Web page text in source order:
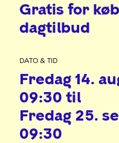
Gratis for
dagtilbud
DATO & TID
Fredag 14.
09:30 til
Fredag 25.
09:30